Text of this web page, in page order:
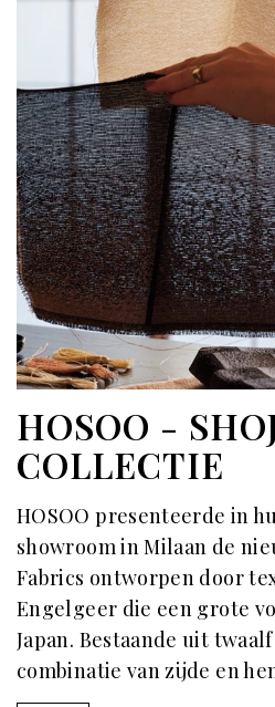
HOSOO -
COLLECTIE
HOSOO presenteerde in
showroom in Milaan de
Fabrics ontworpen door
Engelgeer die een grote
Japan. Bestaande uit
combinatie van zijde en